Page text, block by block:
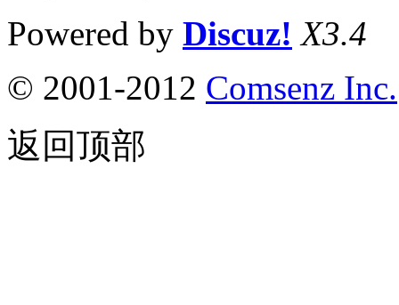
Powered by Discuz! X3.4
© 2001-2012 Comsenz Inc.
返回顶部